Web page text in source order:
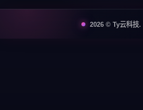
2026 © Ty云科技.